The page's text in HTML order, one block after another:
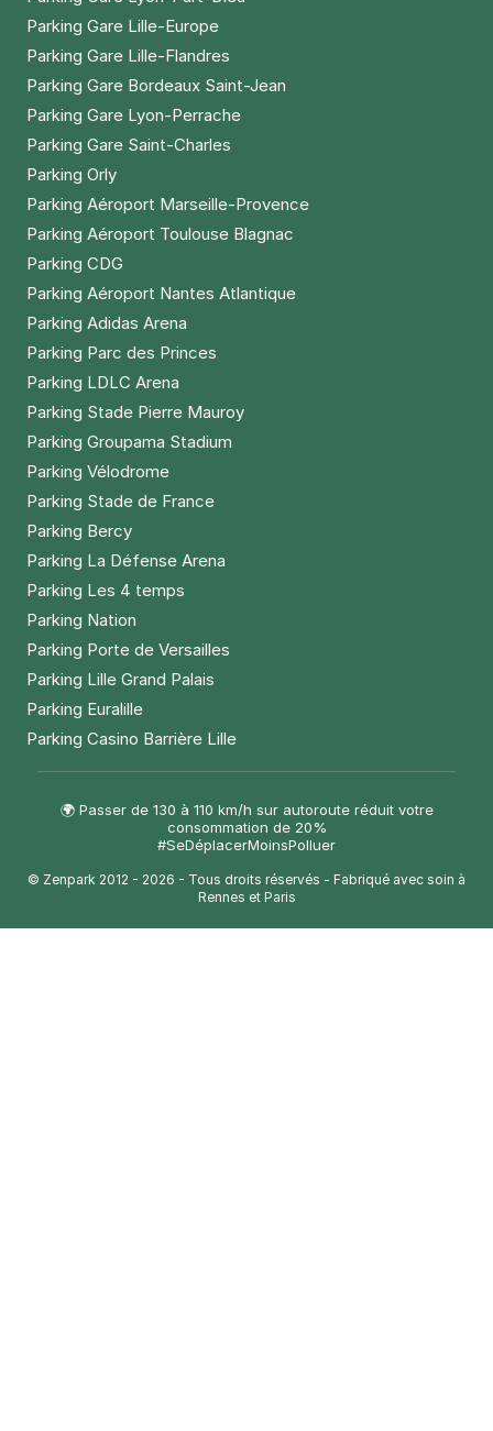
Parking Gare Lille-Europe
Parking Gare Lille-Flandres
Parking Gare Bordeaux Saint-Jean
Parking Gare Lyon-Perrache
Parking Gare Saint-Charles
Parking Orly
Parking Aéroport Marseille-Provence
Parking Aéroport Toulouse Blagnac
Parking CDG
Parking Aéroport Nantes Atlantique
Parking Adidas Arena
Parking Parc des Princes
Parking LDLC Arena
Parking Stade Pierre Mauroy
Parking Groupama Stadium
Parking Vélodrome
Parking Stade de France
Parking Bercy
Parking La Défense Arena
Parking Les 4 temps
Parking Nation
Parking Porte de Versailles
Parking Lille Grand Palais
Parking Euralille
Parking Casino Barrière Lille
🌍 Passer de 130 à 110 km/h sur autoroute réduit votre
consommation de 20%
#SeDéplacerMoinsPolluer
© Zenpark 2012 - 2026 - Tous droits réservés - Fabriqué avec soin à
Rennes et Paris